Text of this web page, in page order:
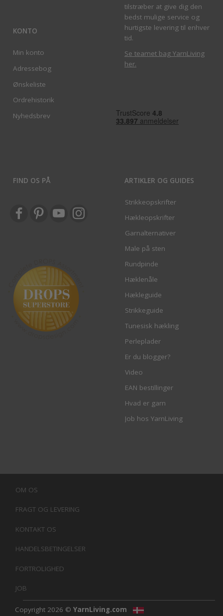
KONTO
Min konto
Adressebog
Ønskeliste
Ordrehistorik
Nyhedsbrev
tilstræber at give dig den
bedst mulige service og
hurtigste levering til enhver
tid.
Se teamet bag YarnLiving
her.
FIND OS PÅ ARTIKLER OG GUIDES
Strikkeopskrifter
Hækleopskrifter
Garnalternativer
Male på sten
Rundpinde
Hæklenåle
Hækleguide
Strikkeguide
Tunesisk hækling
Perleplader
Er du blogger?
Video
EAN bestillinger
Hvad er garn
Job hos YarnLiving
OM OS
FRAGT OG LEVERING
KONTAKT OS
HANDELSBETINGELSER
FORTROLIGHED
JOB
Copyright 2026 © YarnLiving.com